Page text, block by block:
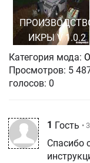
ПРОИЗВОДСТВО
ИКРЫ V 1.0.2
Категория мода:
Просмотров: 5
голосов: 0
1 Гость •
Спасибо